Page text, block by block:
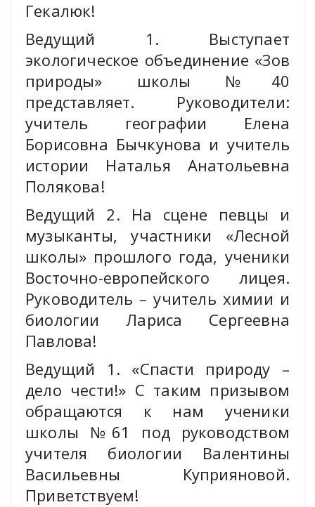
Гекалюк!
Ведущий 1. Выступает
экологическое объединение «Зов
природы» школы №40
представляет. Руководители:
учитель географии Елена
Борисовна Бычкунова и учитель
истории Наталья Анатольевна
Полякова!
Ведущий 2. На сцене певцы и
музыканты, участники «Лесной
школы» прошлого года, ученики
Восточно-европейского лицея.
Руководитель – учитель химии и
биологии Лариса Сергеевна
Павлова!
Ведущий 1. «Спасти природу –
дело чести!» С таким призывом
обращаются к нам ученики
школы №61 под руководством
учителя биологии Валентины
Васильевны Куприяновой.
Приветствуем!